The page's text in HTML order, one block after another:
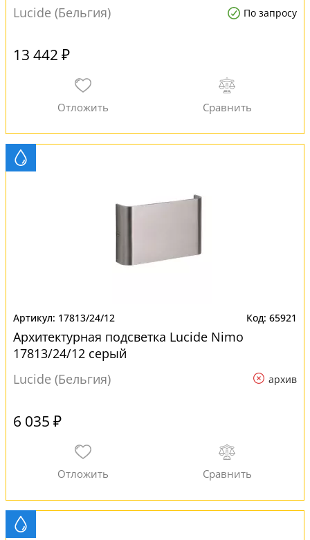
Lucide (Бельгия)
По запросу
13 442 ₽
17813/24/12 65921
Архитектурная подсветка Lucide Nimo
17813/24/12 серый
Lucide (Бельгия)
архив
6 035 ₽